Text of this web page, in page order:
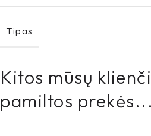
Tipas
Kitos mūsų
pamiltos prekės...